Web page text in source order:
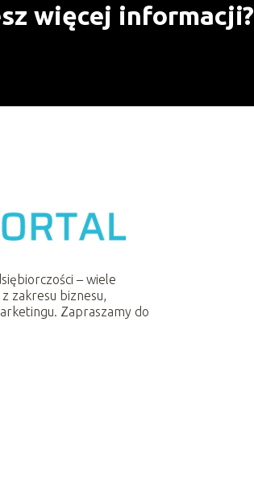
więcej informacji?
– wiele
zakresu biznesu,
Zapraszamy do